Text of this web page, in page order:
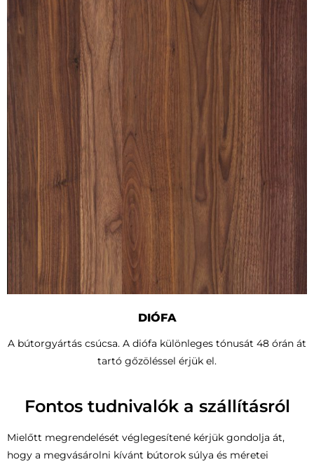
DIÓFA
A bútorgyártás csúcsa. A diófa különleges tónusát 48 órán át
tartó gőzöléssel érjük el.
Fontos tudnivalók a szállításról
Mielőtt megrendelését véglegesítené kérjük gondolja át,
hogy a megvásárolni kívánt bútorok súlya és méretei